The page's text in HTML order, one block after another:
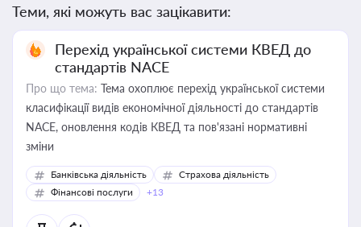
Теми, які можуть вас зацікавити:
Перехід української системи КВЕД до
стандартів NACE
Про що тема: Тема охоплює перехід української системи
класифікації видів економічної діяльності до стандартів
NACE, оновлення кодів КВЕД та пов'язані нормативні
зміни
Банківська діяльність
Страхова діяльність
Фінансові послуги
+13